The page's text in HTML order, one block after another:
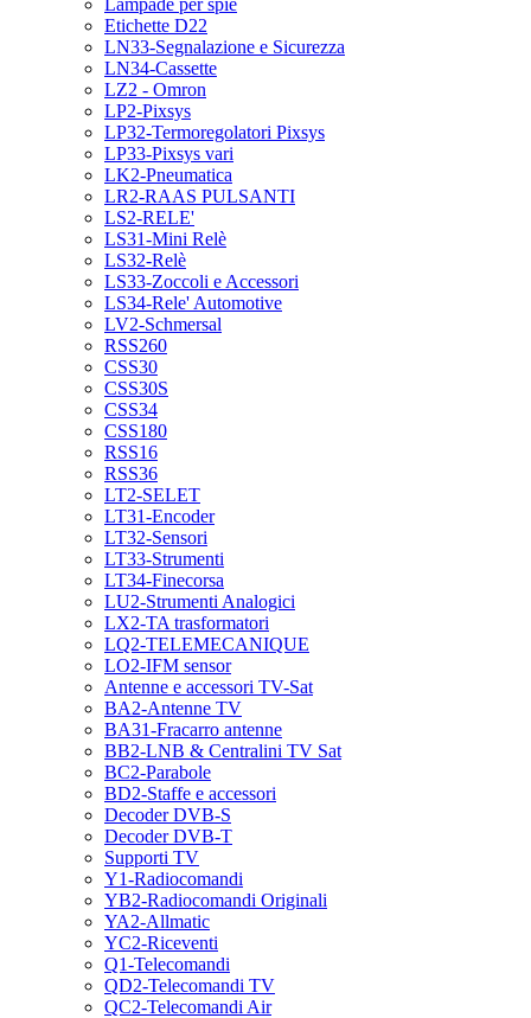
Lampade per spie
Etichette D22
LN33-Segnalazione e Sicurezza
LN34-Cassette
LZ2 - Omron
LP2-Pixsys
LP32-Termoregolatori Pixsys
LP33-Pixsys vari
LK2-Pneumatica
LR2-RAAS PULSANTI
LS2-RELE'
LS31-Mini Relè
LS32-Relè
LS33-Zoccoli e Accessori
LS34-Rele' Automotive
LV2-Schmersal
RSS260
CSS30
CSS30S
CSS34
CSS180
RSS16
RSS36
LT2-SELET
LT31-Encoder
LT32-Sensori
LT33-Strumenti
LT34-Finecorsa
LU2-Strumenti Analogici
LX2-TA trasformatori
LQ2-TELEMECANIQUE
LO2-IFM sensor
Antenne e accessori TV-Sat
BA2-Antenne TV
BA31-Fracarro antenne
BB2-LNB & Centralini TV Sat
BC2-Parabole
BD2-Staffe e accessori
Decoder DVB-S
Decoder DVB-T
Supporti TV
Y1-Radiocomandi
YB2-Radiocomandi Originali
YA2-Allmatic
YC2-Riceventi
Q1-Telecomandi
QD2-Telecomandi TV
QC2-Telecomandi Air